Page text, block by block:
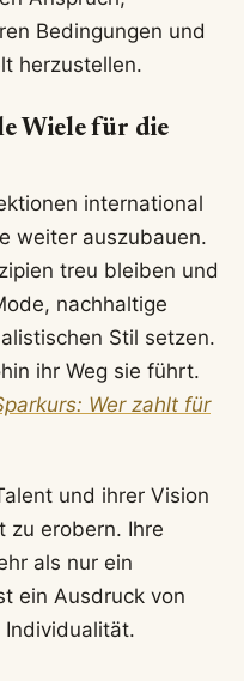
Bedingungen und
herzustellen.
Wiele für die
international
weiter auszubauen.
treu bleiben und
nachhaltige
Stil setzen.
ihr Weg sie führt.
Wer zahlt für
und ihrer Vision
zu erobern. Ihre
als nur ein
ein Ausdruck von
Individualität.